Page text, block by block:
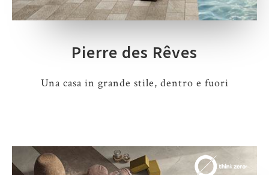
Pierre des Rêves
Una casa in grande stile, dentro e fuori